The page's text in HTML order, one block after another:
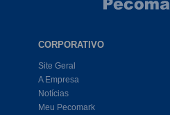
CORPORATIVO
Site Geral
A Empresa
Notícias
Meu Pecomark